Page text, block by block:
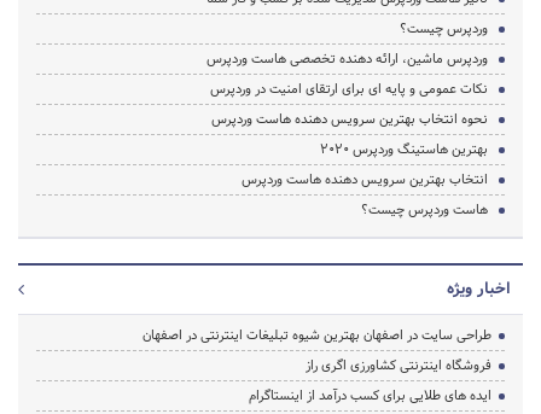
وردپرس چیست؟
وردپرس ماشین، ارائه دهنده تخصصی هاست وردپرس
نکات عمومی و پایه ای برای ارتقای امنیت در وردپرس
نحوه انتخاب بهترین سرویس دهنده هاست وردپرس
بهترین هاستینگ وردپرس 2020
انتخاب بهترین سرویس دهنده هاست وردپرس
هاست وردپرس چیست؟
اخبار ویژه
طراحی سایت در اصفهان بهترین شیوه تبلیغات اینترنتی در اصفهان
فروشگاه اینترنتی کشاورزی اگری راز
ایده های طلایی برای کسب درآمد از اینستاگرام